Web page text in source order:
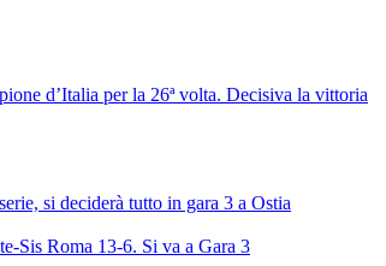
d’Italia per la 26ª volta. Decisiva la vittoria
si deciderà tutto in gara 3 a Ostia
Sis Roma 13-6. Si va a Gara 3